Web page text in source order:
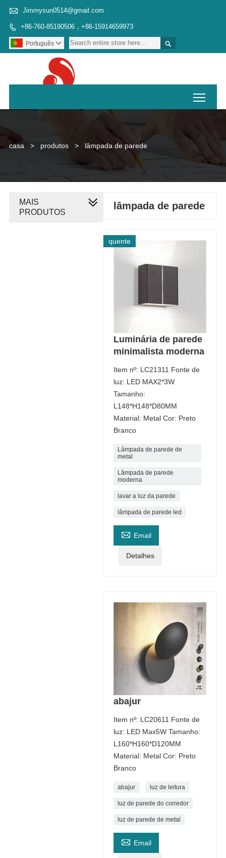
 Jimmysun0514@gmail.com
 +86-760-85190506，+86-15914659973

Português 
casa > produtos > lâmpada de parede
lâmpada de parede
quente
Luminária de parede
minimalista moderna
Item nº: LC21311 Fonte de
luz: LED MAX2*3W
Tamanho:
L148*H148*D80MM
Material: Metal Cor: Preto
Branco
Lâmpada de parede de
metal
Lâmpada de parede
moderna
lavar a luz da parede
lâmpada de parede led
 Email
Detalhes
abajur
Item nº: LC20611 Fonte de
luz: LED Max5W Tamanho:
L160*H160*D120MM
Material: Metal Cor: Preto
Branco
abajur luz de leitura
luz de parede do corredor
luz de parede de metal
 Email
MAIS
PRODUTOS